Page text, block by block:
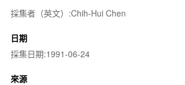
採集者（英文）:Chih-Hui Chen
日期
採集日期:1991-06-24
來源